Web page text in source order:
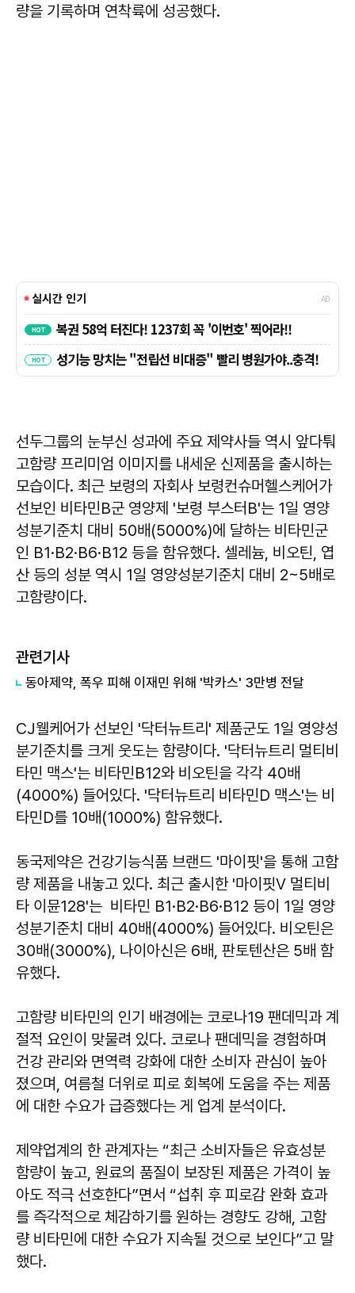
량을 기록하며 연착륙에 성공했다.
선두그룹의 눈부신 성과에 주요 제약사들 역시 앞다퉈
고함량 프리미엄 이미지를 내세운 신제품을 출시하는
모습이다. 최근 보령의 자회사 보령컨슈머헬스케어가
선보인 비타민B군 영양제 '보령 부스터B'는 1일 영양
성분기준치 대비 50배(5000%)에 달하는 비타민군
인 B1·B2·B6·B12 등을 함유했다. 셀레늄, 비오틴, 엽
산 등의 성분 역시 1일 영양성분기준치 대비 2~5배로
고함량이다.
관련기사
​동아제약, 폭우 피해 이재민 위해 '박카스' 3만병 전달
CJ웰케어가 선보인 '닥터뉴트리' 제품군도 1일 영양성
분기준치를 크게 웃도는 함량이다. '닥터뉴트리 멀티비
타민 맥스'는 비타민B12와 비오틴을 각각 40배
(4000%) 들어있다. '닥터뉴트리 비타민D 맥스'는 비
타민D를 10배(1000%) 함유했다.
동국제약은 건강기능식품 브랜드 '마이핏'을 통해 고함
량 제품을 내놓고 있다. 최근 출시한 '마이핏V 멀티비
타 이뮨128'는 비타민 B1·B2·B6·B12 등이 1일 영양
성분기준치 대비 40배(4000%) 들어있다. 비오틴은
30배(3000%), 나이아신은 6배, 판토텐산은 5배 함
유했다.
고함량 비타민의 인기 배경에는 코로나19 팬데믹과 계
절적 요인이 맞물려 있다. 코로나 팬데믹을 경험하며
건강 관리와 면역력 강화에 대한 소비자 관심이 높아
졌으며, 여름철 더위로 피로 회복에 도움을 주는 제품
에 대한 수요가 급증했다는 게 업계 분석이다.
제약업계의 한 관계자는 “최근 소비자들은 유효성분
함량이 높고, 원료의 품질이 보장된 제품은 가격이 높
아도 적극 선호한다”면서 “섭취 후 피로감 완화 효과
를 즉각적으로 체감하기를 원하는 경향도 강해, 고함
량 비타민에 대한 수요가 지속될 것으로 보인다”고 말
했다.